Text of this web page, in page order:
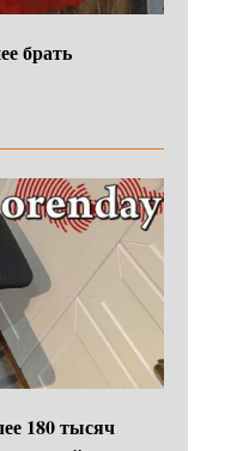
брать
180 тысяч